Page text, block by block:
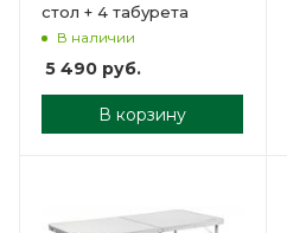
стол + 4 табурета
В наличии
5 490 руб.
В корзину